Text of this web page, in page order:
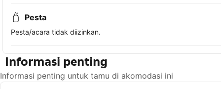
Pesta
Pesta/acara tidak diizinkan.
Informasi penting
Informasi penting untuk tamu di akomodasi ini